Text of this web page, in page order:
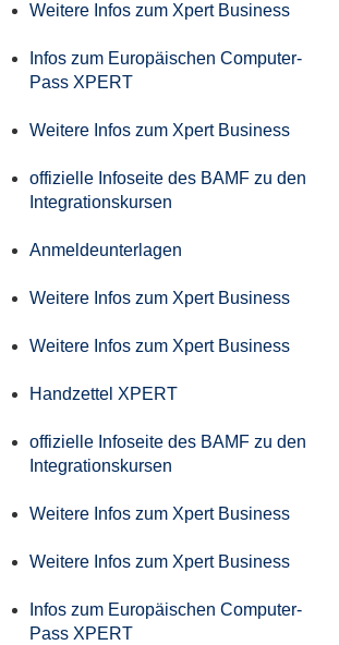
Weitere Infos zum Xpert Business
Infos zum Europäischen Computer-
Pass XPERT
Weitere Infos zum Xpert Business
offizielle Infoseite des BAMF zu den
Integrationskursen
Anmeldeunterlagen
Weitere Infos zum Xpert Business
Weitere Infos zum Xpert Business
Handzettel XPERT
offizielle Infoseite des BAMF zu den
Integrationskursen
Weitere Infos zum Xpert Business
Weitere Infos zum Xpert Business
Infos zum Europäischen Computer-
Pass XPERT